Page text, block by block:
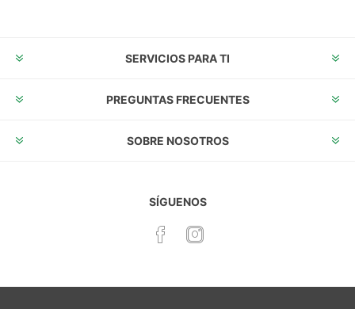
SERVICIOS PARA TI
PREGUNTAS FRECUENTES
SOBRE NOSOTROS
SÍGUENOS